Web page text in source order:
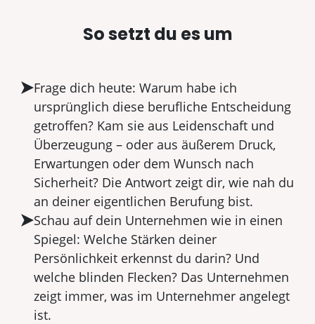
So setzt du es um
Frage dich heute: Warum habe ich
ursprünglich diese berufliche Entscheidung
getroffen? Kam sie aus Leidenschaft und
Überzeugung – oder aus äußerem Druck,
Erwartungen oder dem Wunsch nach
Sicherheit? Die Antwort zeigt dir, wie nah du
an deiner eigentlichen Berufung bist.
Schau auf dein Unternehmen wie in einen
Spiegel: Welche Stärken deiner
Persönlichkeit erkennst du darin? Und
welche blinden Flecken? Das Unternehmen
zeigt immer, was im Unternehmer angelegt
ist.